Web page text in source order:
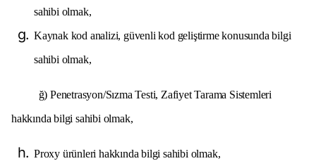
sahibi olmak,
Kaynak kod analizi, güvenli kod geliştirme konusunda bilgi
sahibi olmak,
ğ) Penetrasyon/Sızma Testi, Zafiyet Tarama Sistemleri
hakkında bilgi sahibi olmak,
Proxy ürünleri hakkında bilgi sahibi olmak,